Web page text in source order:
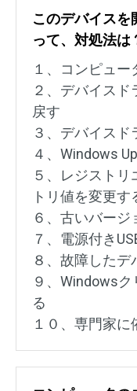
このデバイスを
って、対処法は
１、コンピュー
２、デバイス
戻す
３、デバイスド
４、Windows
５、レジストリ
トリ値を変更す
６、古いバー
７、電源付き
８、故障したデ
９、Windows
る
１０、専門家に